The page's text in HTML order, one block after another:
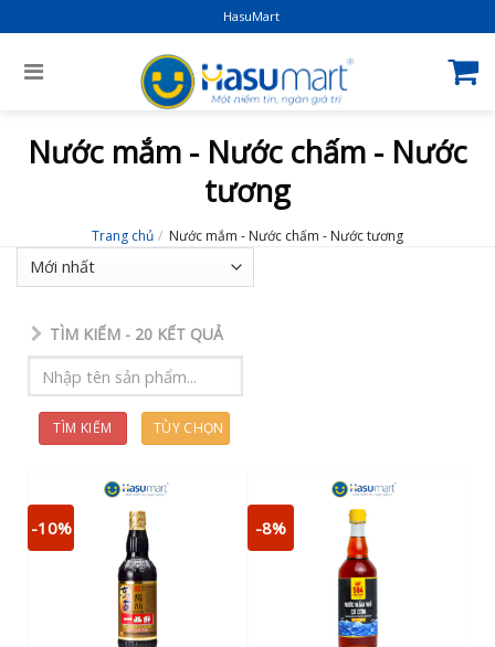
HasuMart
Nước mắm - Nước chấm - Nước
tương
Trang chủ / Nước mắm - Nước chấm - Nước tương
TÌM KIẾM - 20 KẾT QUẢ
TÌM KIẾM TÙY CHỌN
-10% -8%